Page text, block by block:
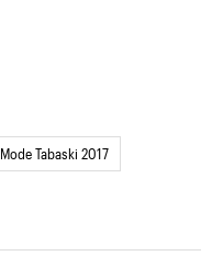
Mode Tabaski 2017